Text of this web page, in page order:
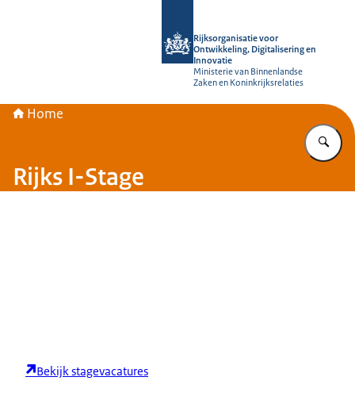
Rijksorganisatie voor
Ontwikkeling, Digitalisering en
Innovatie
Ministerie van Binnenlandse
Zaken en Koninkrijksrelaties
Home
Rijks I-Stage
Bekijk stagevacatures